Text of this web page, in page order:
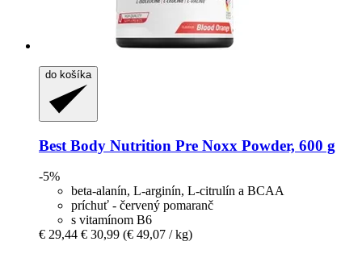
do košíka
Best Body Nutrition Pre Noxx Powder, 600 g
-5%
beta-alanín, L-arginín, L-citrulín a BCAA
príchuť - červený pomaranč
s vitamínom B6
€ 29,44 € 30,99 (€ 49,07 / kg)